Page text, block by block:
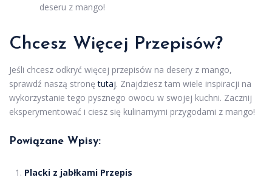
deseru z mango!
Chcesz Więcej Przepisów?
Jeśli chcesz odkryć więcej przepisów na desery z mango,
sprawdź naszą stronętutaj. Znajdziesz tam wiele inspiracji na
wykorzystanie tego pysznego owocu w swojej kuchni. Zacznij
eksperymentować i ciesz się kulinarnymi przygodami z mango!
Powiązane Wpisy:
Placki z jabłkami Przepis